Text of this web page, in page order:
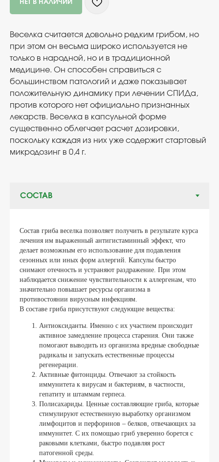
НЕТ В НАЛИЧИИ
Веселка считается довольно редким грибом, но
при этом он весьма широко используется не
только в народной, но и в традиционной
медицине. Он способен справиться с
большинством патологий и даже показывает
положительную динамику при лечении СПИДа,
против которого нет официально признанных
лекарств. Веселка в капсульной форме
существенно облегчает расчет дозировки,
поскольку каждая из них уже содержит стартовый
микродозинг в 0,4 г.
Состав гриба веселка позволяет получить в результате курса
лечения им выраженный антигистаминный эффект, что
делает возможным его использование для подавления
сезонных или иных форм аллергий. Капсулы быстро
снимают отечность и устраняют раздражение. При этом
наблюдается снижение чувствительности к аллергенам, что
значительно повышает ресурсы организма в
противостоянии вирусным инфекциям.
В составе гриба присутствуют следующие вещества:
Антиоксиданты. Именно с их участием происходит
активное замедление процесса старения. Они также
помогают выводить из организма вредные свободные
радикалы и запускать естественные процессы
регенерации.
Активные фитонциды. Отвечают за стойкость
иммунитета к вирусам и бактериям, в частности,
гепатиту и штаммам герпеса.
Полисахариды. Ценные составляющие гриба, которые
стимулируют естественную выработку организмом
лимфоцитов и перфоринов – белков, отвечающих за
иммунитет. С их помощью гриб уверенно борется с
раковыми клетками, быстро подавляя рост
патогенной среды.